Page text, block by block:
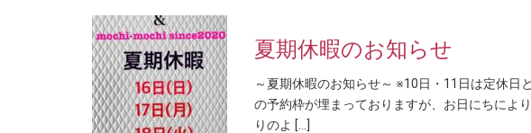
夏期休暇のお知らせ
～夏期休暇のお知らせ～ ※10日・11日は定休
の予約枠が埋まっておりますが、お日にちによ
りのよ […]